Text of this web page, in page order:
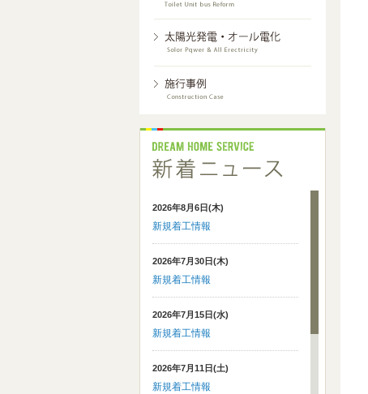
2026年8月6日(木)
新規着工情報
2026年7月30日(木)
新規着工情報
2026年7月15日(水)
新規着工情報
2026年7月11日(土)
新規着工情報